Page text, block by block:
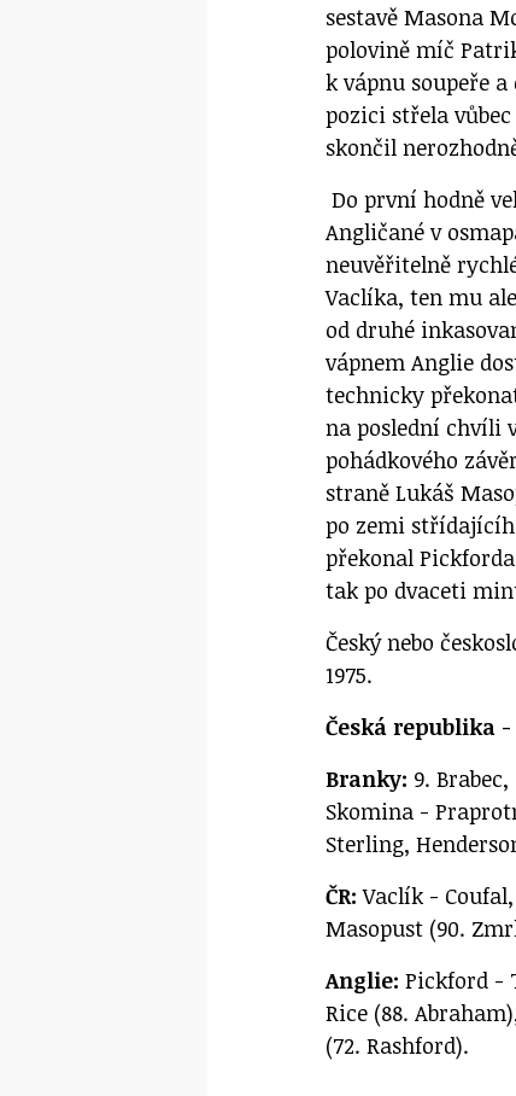
sestavě Masona
polovině míč
k vápnu soupeře
pozici střela
skončil
Do první hodně
Angličané v
neuvěřitelně
Vaclíka, ten mu
od druhé
vápnem Anglie
technicky
na poslední chvíli
pohádkového
straně Lukáš
po zemi
překonal
tak po dvaceti
Český nebo
1975.
Česká republika -
Branky: 9.
Skomina -
Sterling,
ČR: Vaclík -
Masopust (90.
Anglie: Pickford -
Rice (88.
(72. Rashford).